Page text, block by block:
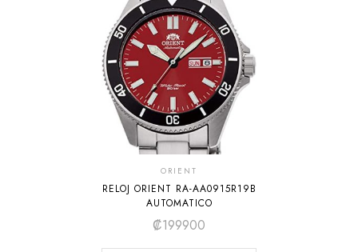
ORIENT
RELOJ ORIENT RA-AA0915R19B
AUTOMATICO
₡199900